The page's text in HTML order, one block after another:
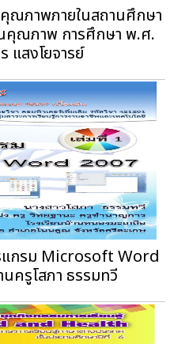
ณภาพภายในสถานศึกษา
คุณภาพ การศึกษา พ.ศ.
แสงโยจารย์
แกรม Microsoft Word
ครูโสภา ธรรมทวี